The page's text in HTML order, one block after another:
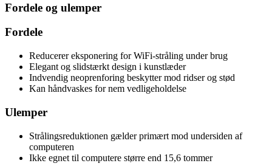
Fordele og ulemper
Fordele
Reducerer eksponering for WiFi-stråling under brug
Elegant og slidstærkt design i kunstlæder
Indvendig neoprenforing beskytter mod ridser og stød
Kan håndvaskes for nem vedligeholdelse
Ulemper
Strålingsreduktionen gælder primært mod undersiden af
computeren
Ikke egnet til computere større end 15,6 tommer